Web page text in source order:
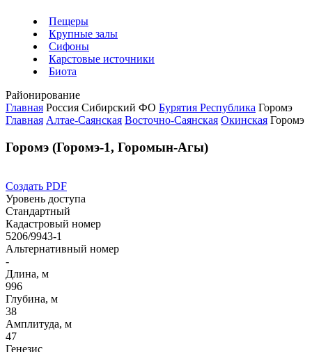
Пещеры
Крупные залы
Сифоны
Карстовые источники
Биота
Районирование
Главная Россия Сибирский ФО Бурятия Республика Горомэ
Главная Алтае-Саянская Восточно-Саянская Окинская Горомэ
Горомэ (Горомэ-1, Горомын-Агы)
Создать PDF
Уровень доступа
Стандартный
Кадастровый номер
5206/9943-1
Альтернативный номер
-
Длина, м
996
Глубина, м
38
Амплитуда, м
47
Генезис